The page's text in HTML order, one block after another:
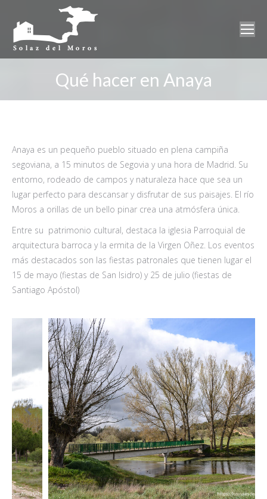
Qué hacer en Anaya
Anaya es un pequeño pueblo situado en plena campiña
segoviana, a 15 minutos de Segovia y una hora de Madrid. Su
entorno, rodeado de campos y naturaleza hace que sea un
lugar perfecto para descansar y disfrutar de sus paisajes. El río
Moros a orillas de un bello pinar crea una atmósfera única.
Entre su patrimonio cultural, destaca la iglesia Parroquial de
arquitectura barroca y la ermita de la Virgen Oñez. Los eventos
más destacados son las fiestas patronales que tienen lugar el
15 de mayo (fiestas de San Isidro) y 25 de julio (fiestas de
Santiago Apóstol)